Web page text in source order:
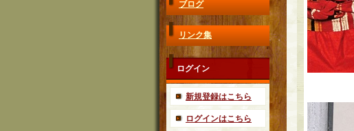
ブログ
リンク集
ログイン
新規登録はこちら
ログインはこちら